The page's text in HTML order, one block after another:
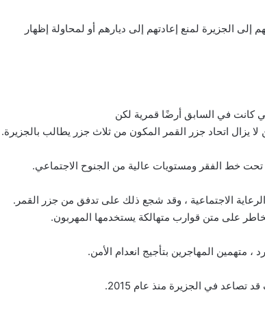
الجزيرة لمنع إعادتهم إلى ديارهم أو لمحاولة إظهار
كانت في السابق أرضًا قمرية لكن
الاجتماعية ، وقد شجع ذلك على تدفق من جزر القمر.
على متن قوارب متهالكة يستخدمها المهربون.
متهمين المهاجرين بتأجيج انعدام الأمن.
في الجزيرة منذ عام 2015.